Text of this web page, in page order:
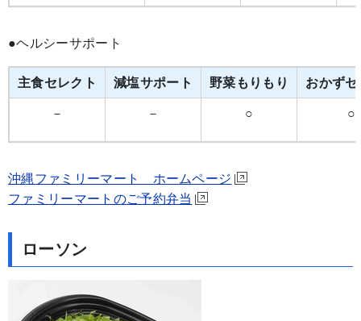
●ヘルシーサポート
主食セレクト 減塩サポート 野菜もりもり おかず
－ － ○ ○
沖縄ファミリーマート ホームページ
ファミリーマートのご予約弁当
ローソン